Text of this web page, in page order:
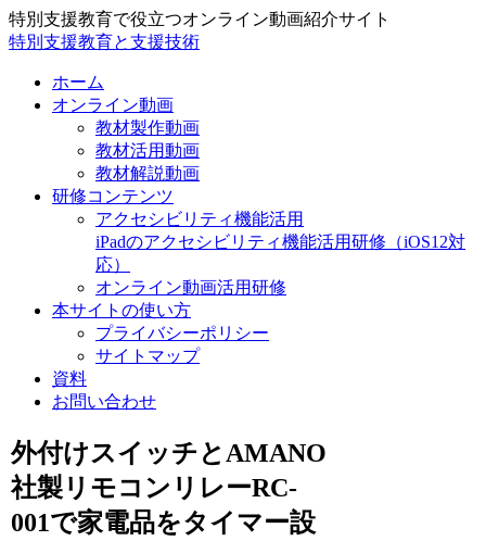
特別支援教育で役立つオンライン動画紹介サイト
特別支援教育と支援技術
ホーム
オンライン動画
教材製作動画
教材活用動画
教材解説動画
研修コンテンツ
アクセシビリティ機能活用
iPadのアクセシビリティ機能活用研修（iOS12対
応）
オンライン動画活用研修
本サイトの使い方
プライバシーポリシー
サイトマップ
資料
お問い合わせ
外付けスイッチとAMANO
社製リモコンリレーRC-
001で家電品をタイマー設